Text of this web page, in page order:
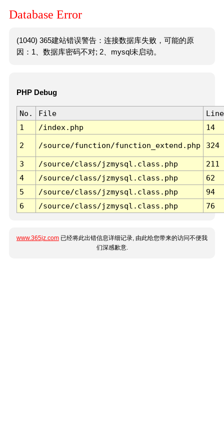
Database Error
(1040) 365建站错误警告：连接数据库失败，可能的原
因：1、数据库密码不对; 2、mysql未启动。
PHP Debug
No. File
Line
1
/index.php 14
2 /source/function/function_extend.php 324
3 /source/class/jzmysql.class.php
211
4
/source/class/jzmysql.class.php
62
5
/source/class/jzmysql.class.php
94
6
/source/class/jzmysql.class.php 76
www.365jz.com 已经将此出错信息详细记录, 由此给您带来的访问不便我
们深感歉意.